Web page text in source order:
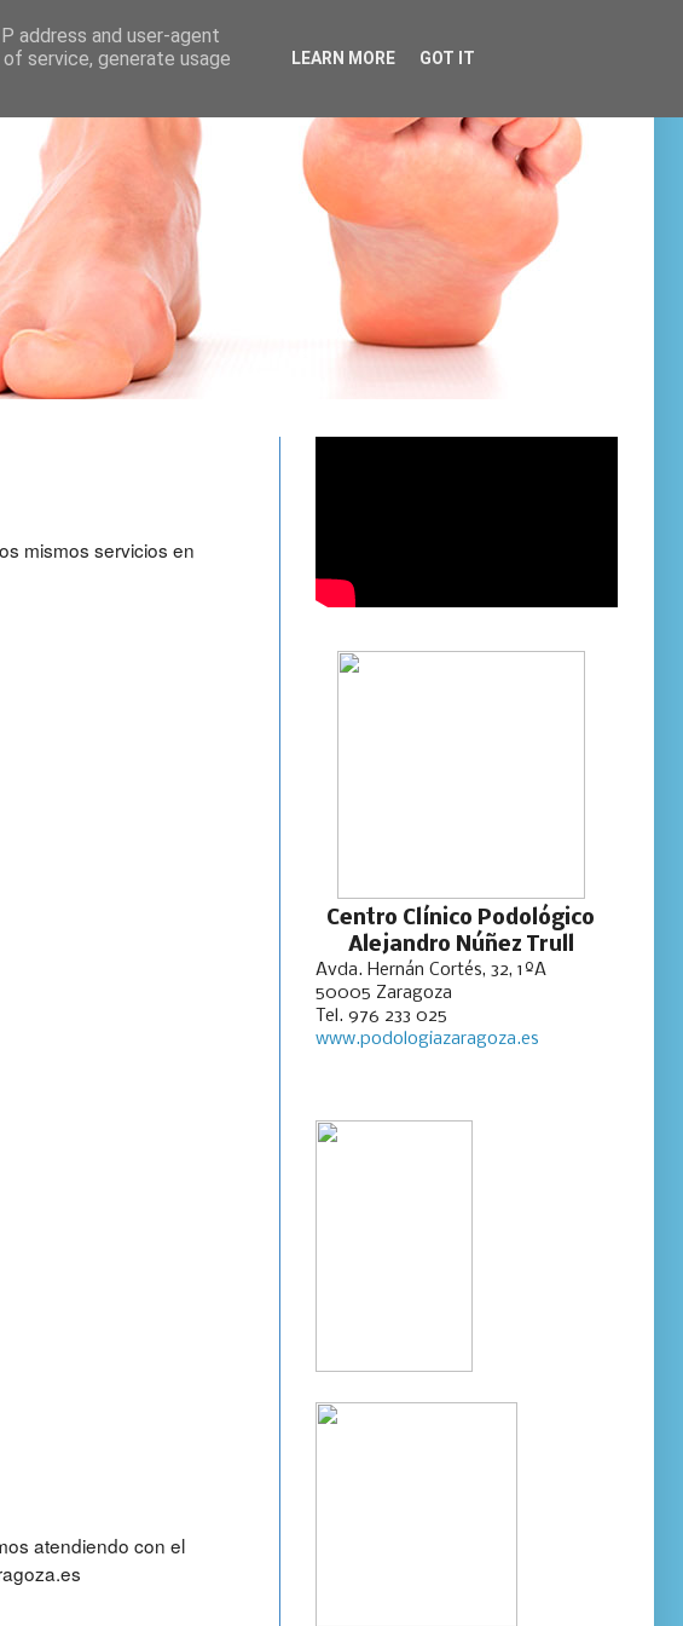
mismos servicios en
atendiendo con el
Centro Clínico Podológico
Alejandro Núñez Trull
Avda. Hernán Cortés, 32, 1ºA
50005 Zaragoza
Tel. 976 233 025
www.podologiazaragoza.es
address and user-agent
service, generate usage
LEARN MORE GOT IT